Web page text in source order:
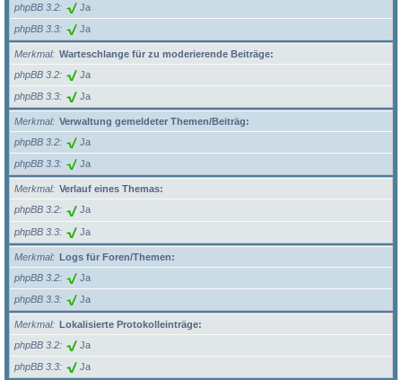
phpBB 3.2
Ja
phpBB 3.3 Ja
Merkmal
Warteschlange für zu moderierende Beiträge:
phpBB 3.2
Ja
phpBB 3.3 Ja
Merkmal
Verwaltung gemeldeter Themen/Beiträg:
phpBB 3.2
Ja
phpBB 3.3 Ja
Merkmal
Verlauf eines Themas:
phpBB 3.2
Ja
phpBB 3.3 Ja
Merkmal
Logs für Foren/Themen:
phpBB 3.2
Ja
phpBB 3.3 Ja
Merkmal
Lokalisierte Protokolleinträge:
phpBB 3.2
Ja
phpBB 3.3 Ja